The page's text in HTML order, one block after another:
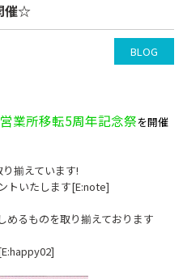
催☆
BLOG
業所移転5周年記念祭を開催
揃えています!
トいたします[E:note]
めるものを取り揃えております